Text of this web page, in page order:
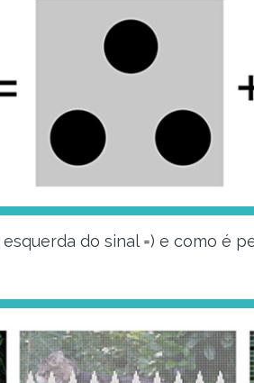
esquerda do sinal =) e como é